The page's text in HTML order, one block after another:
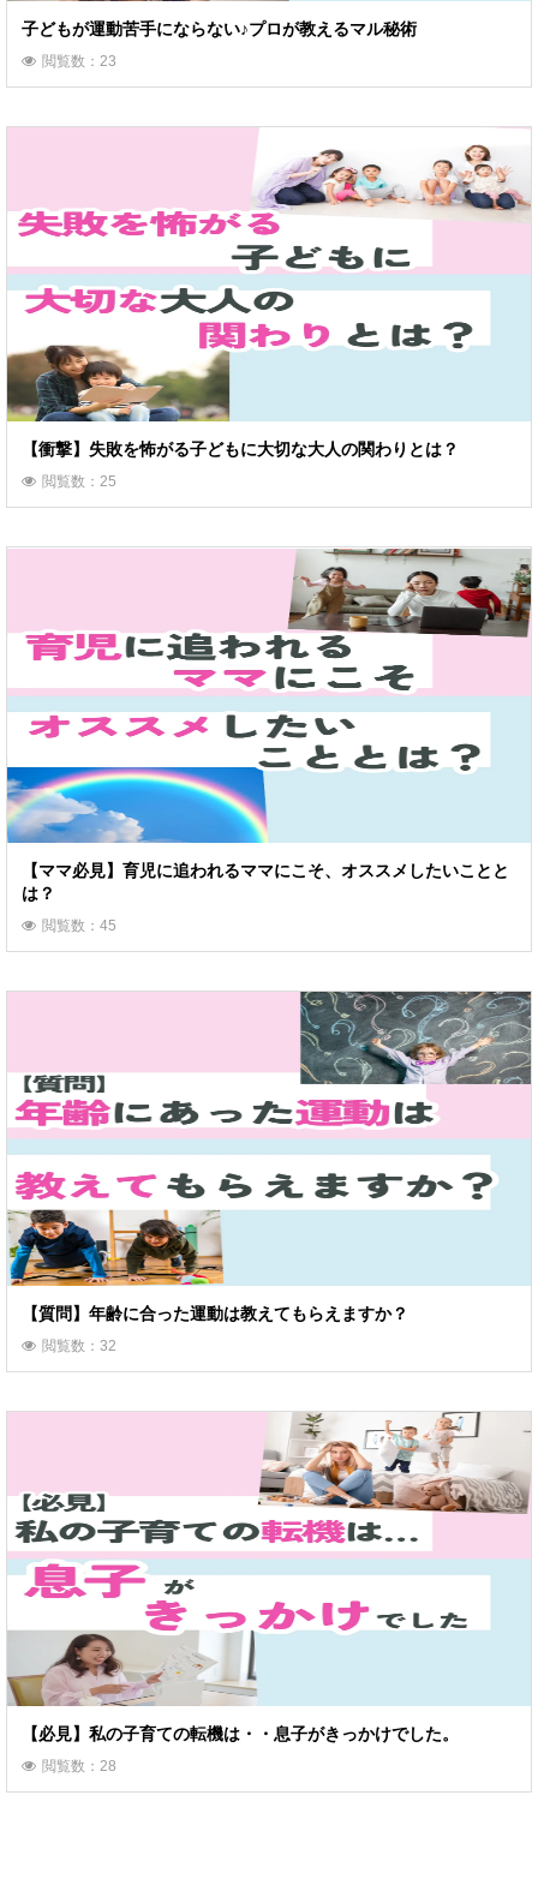
子どもが運動苦手にならない♪プロが教えるマル秘術
閲覧数：23
【衝撃】失敗を怖がる子どもに大切な大人の関わりとは？
閲覧数：25
【ママ必見】育児に追われるママにこそ、オススメしたいことと
は？
閲覧数：45
【質問】年齢に合った運動は教えてもらえますか？
閲覧数：32
【必見】私の子育ての転機は・・息子がきっかけでした。
閲覧数：28